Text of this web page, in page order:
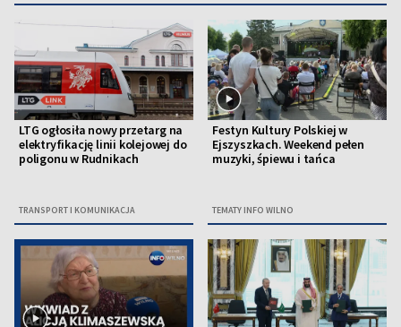
LTG ogłosiła nowy przetarg na
elektryfikację linii kolejowej do
poligonu w Rudnikach
TRANSPORT I KOMUNIKACJA
Festyn Kultury Polskiej w
Ejszyszkach. Weekend pełen
muzyki, śpiewu i tańca
TEMATY INFO WILNO